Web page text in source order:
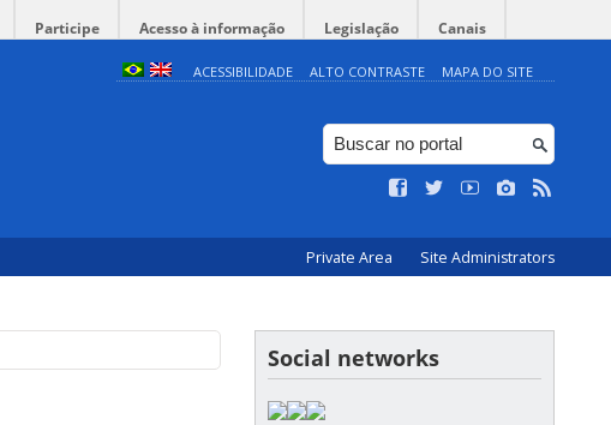
Participe Acesso à informação Legislação Canais
ACESSIBILIDADE ALTO CONTRASTE MAPA DO SITE
Private Area Site Administrators
Social networks